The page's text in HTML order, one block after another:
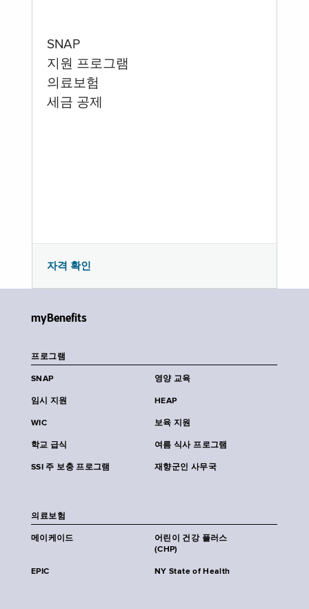
SNAP
지원 프로그램
의료보험
세금 공제
자격 확인
myBenefits
프로그램
SNAP 영양 교육
임시 지원 HEAP
WIC 보육 지원
학교 급식 여름 식사 프로그램
SSI 주 보충 프로그램 재향군인 사무국
의료보험
메이케이드
어린이 건강 플러스
(CHP)
EPIC NY State of Health